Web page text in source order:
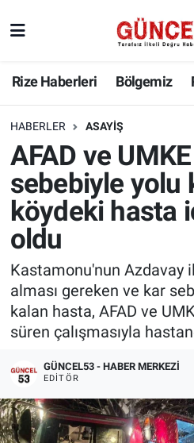
Rize Haberleri Bölgemiz
HABERLER ASAYIŞ
AFAD ve
sebebiyle yolu
köydeki hasta
oldu
Kastamonu'nun Azdavay
alması gereken ve kar
kalan hasta, AFAD ve
süren çalışmasıyla
GÜNCEL53 - HABER MERKEZI
EDITÖR